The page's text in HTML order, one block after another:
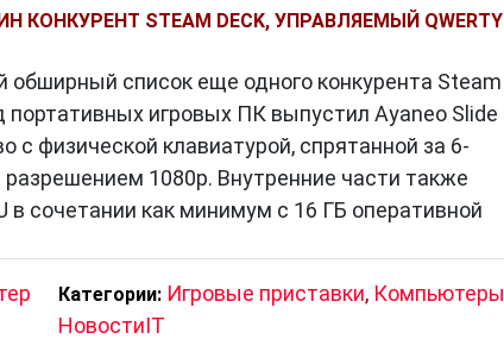
КОНКУРЕНТ STEAM DECK, УПРАВЛЯЕМЫЙ QWERTY
обширный список еще одного конкурента Steam
портативных игровых ПК выпустил Ayaneo
с физической клавиатурой, спрятанной за 6-
1080p. Внутренние части также
в сочетании как минимум с 16 ГБ оперативной
Категории: Игровые приставки, Компьютеры
НовостиIT